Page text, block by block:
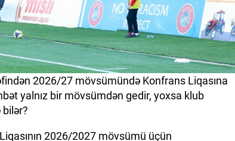
2026/27 mövsümündə Konfrans Liqasına
yalnız bir mövsümdən gedir, yoxsa klub
2026/2027 mövsümü üçün